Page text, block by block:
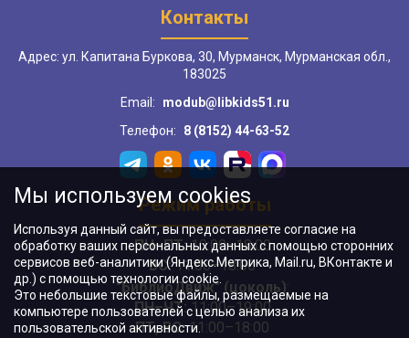
Контакты
Адрес: ул. Капитана Буркова, 30, Мурманск, Мурманская обл.,
183025
Email:
modub@libkids51.ru
Телефон:
8 (8152) 44-63-52
Режим работы
ПН–ПТ:10:00–18:00
ВС:11:00–18:00
"БиблиоДвиж" (цоколь):
ПН–ЧТ:11:00–19:00
ПТ, ВС:11:00–18:00
Мы используем cookies
Используя данный сайт, вы предоставляете согласие на
обработку ваших персональных данных с помощью сторонних
сервисов веб-аналитики (Яндекс.Метрика, Mail.ru, ВКонтакте и
др.) с помощью технологии cookie.
Это небольшие текстовые файлы, размещаемые на
компьютере пользователей с целью анализа их
пользовательской активности.